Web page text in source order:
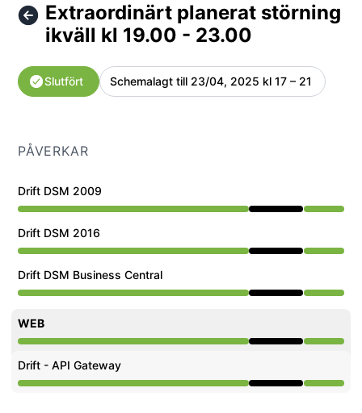
Extraordinärt planerat störning
ikväll kl 19.00 - 23.00
Slutfört Schemalagt till 23/04, 2025 kl 17 – 21 UTC
PÅVERKAR
Drift DSM 2009
Underhåll från 5:00 PM till 9:00 PM
Drift DSM 2016
Underhåll från 5:00 PM till 9:00 PM
Drift DSM Business Central
Underhåll från 5:00 PM till 9:00 PM
WEB
Underhåll från 5:00 PM till 9:00 PM
Drift - API Gateway
Underhåll från 5:00 PM till 9:00 PM